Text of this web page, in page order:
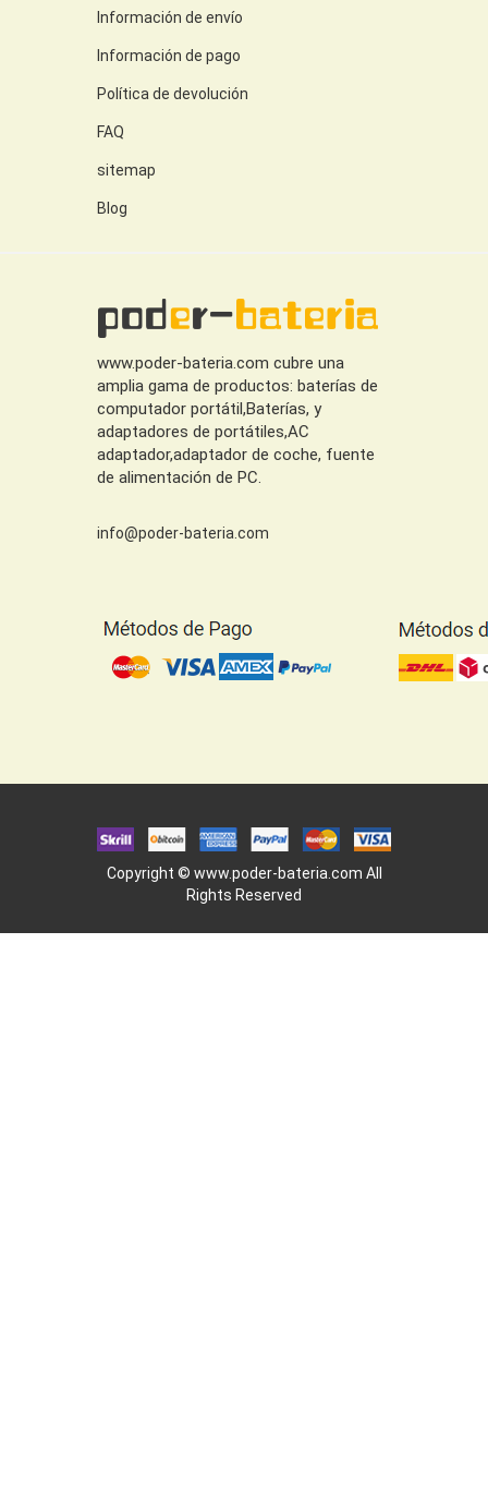
Información de envío
Información de pago
Política de devolución
FAQ
sitemap
Blog
www.poder-bateria.com cubre una
amplia gama de productos: baterías de
computador portátil,Baterías, y
adaptadores de portátiles,AC
adaptador,adaptador de coche, fuente
de alimentación de PC.
info@poder-bateria.com
Copyright © www.poder-bateria.com All
Rights Reserved